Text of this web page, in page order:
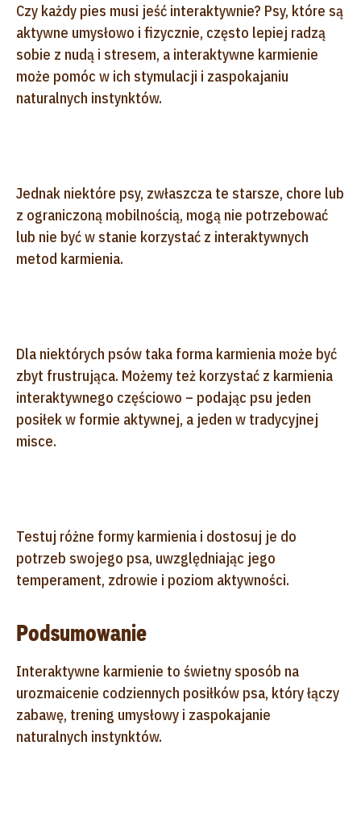
Czy każdy pies musi jeść interaktywnie? Psy, które są
aktywne umysłowo i fizycznie, często lepiej radzą
sobie z nudą i stresem, a interaktywne karmienie
może pomóc w ich stymulacji i zaspokajaniu
naturalnych instynktów.
Jednak niektóre psy, zwłaszcza te starsze, chore lub
z ograniczoną mobilnością, mogą nie potrzebować
lub nie być w stanie korzystać z interaktywnych
metod karmienia.
Dla niektórych psów taka forma karmienia może być
zbyt frustrująca. Możemy też korzystać z karmienia
interaktywnego częściowo – podając psu jeden
posiłek w formie aktywnej, a jeden w tradycyjnej
misce.
Testuj różne formy karmienia i dostosuj je do
potrzeb swojego psa, uwzględniając jego
temperament, zdrowie i poziom aktywności.
Podsumowanie
Interaktywne karmienie to świetny sposób na
urozmaicenie codziennych posiłków psa, który łączy
zabawę, trening umysłowy i zaspokajanie
naturalnych instynktów.